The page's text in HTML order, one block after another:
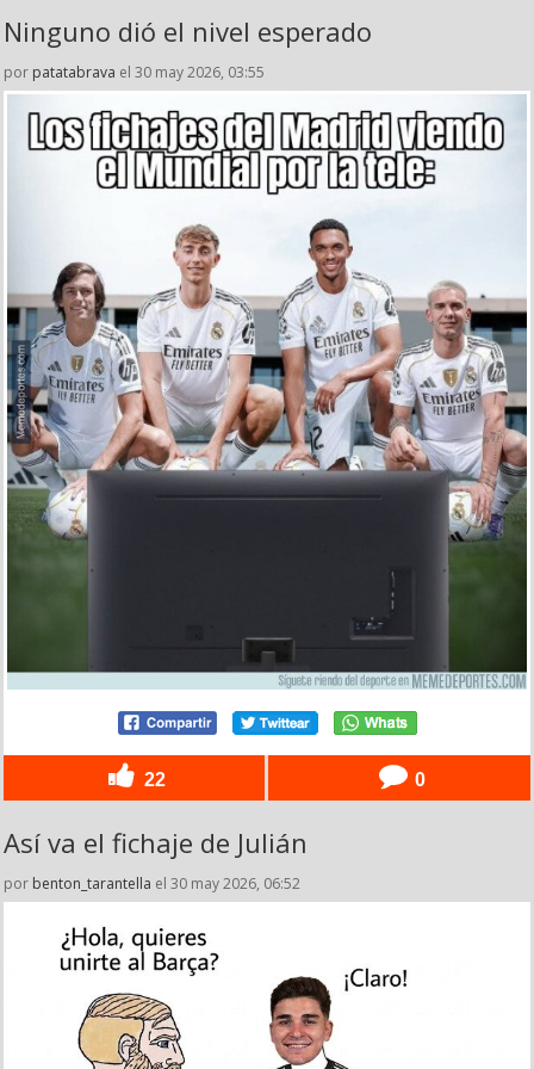
Ninguno dió el nivel esperado
por patatabrava el 30 may 2026, 03:55
22 0
Así va el fichaje de Julián
por benton_tarantella el 30 may 2026, 06:52